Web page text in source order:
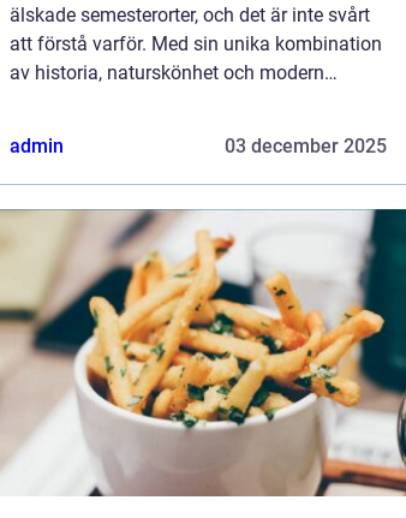
älskade semesterorter, och det är inte svårt
att förstå varför. Med sin unika kombination
av historia, naturskönhet och modern
admin
03 december 2025